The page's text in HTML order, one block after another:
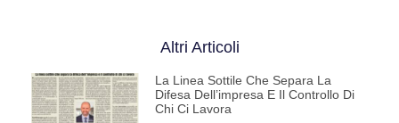
Altri Articoli
La Linea Sottile Che Separa La
Difesa Dell’impresa E Il Controllo Di
Chi Ci Lavora